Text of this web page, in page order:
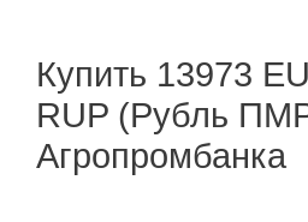
Купить 13973
RUP (Рубль
Агропромбанка